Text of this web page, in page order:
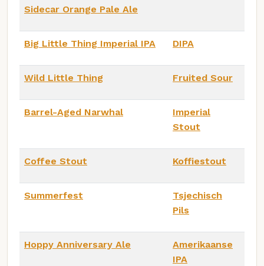
Sidecar Orange Pale Ale
Big Little Thing Imperial IPA DIPA
Wild Little Thing Fruited Sour
Barrel-Aged Narwhal
Imperial
Stout
Coffee Stout Koffiestout
Summerfest
Tsjechisch
Pils
Hoppy Anniversary Ale
Amerikaanse
IPA